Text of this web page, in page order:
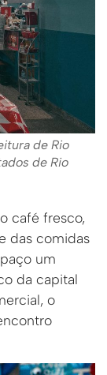
de Rio
de Rio
café fresco,
das comidas
um
da capital
o